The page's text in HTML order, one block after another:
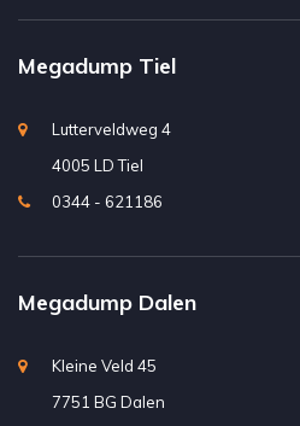
Megadump Tiel
Lutterveldweg 4
4005 LD Tiel
0344 - 621186
Megadump Dalen
Kleine Veld 45
7751 BG Dalen